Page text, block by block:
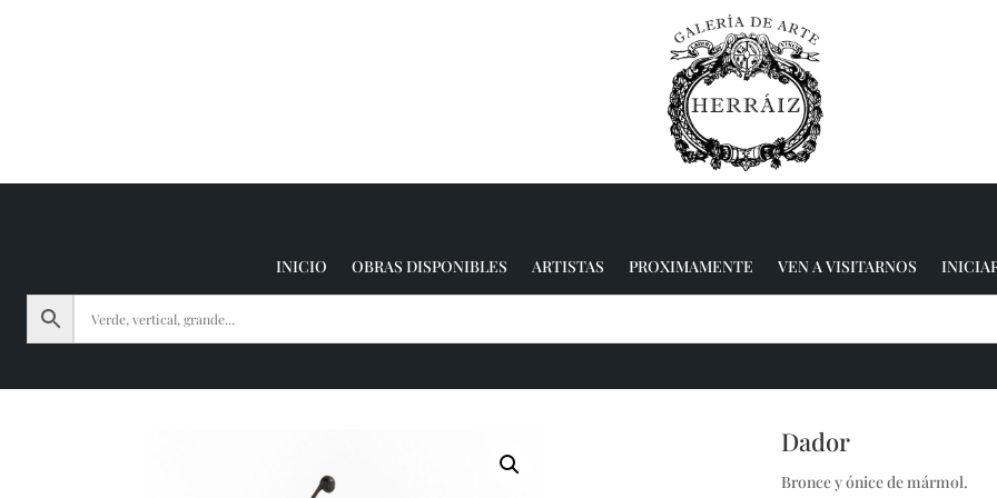
INICIO OBRAS DISPONIBLES ARTISTAS PROXIMAMENTE VEN A VISITARNOS
Dador
Bronce y ónice de mármol.